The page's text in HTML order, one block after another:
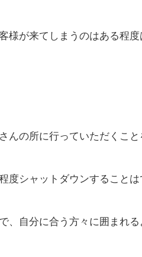
様が来てしまうのはある程度
んの所に行っていただくこと
シャットダウンすることは
、自分に合う方々に囲まれ